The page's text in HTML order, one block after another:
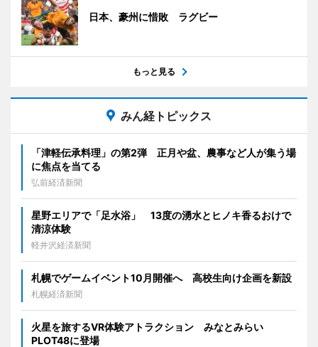
日本、豪州に惜敗 ラグビー
もっと見る
みん経トピックス
「津軽伝承料理」の第2弾 正月や盆、農事など人が集う場
に焦点を当てる
弘前経済新聞
星野エリアで「足水浴」 13度の湧水とヒノキ香るおけで
清涼体験
軽井沢経済新聞
札幌でゲームイベント10月開催へ 高校生向け企画を新設
札幌経済新聞
火星を旅するVR体験アトラクション みなとみらい
PLOT48に登場